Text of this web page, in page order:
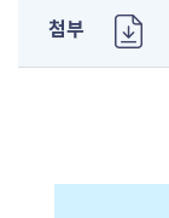
첨부